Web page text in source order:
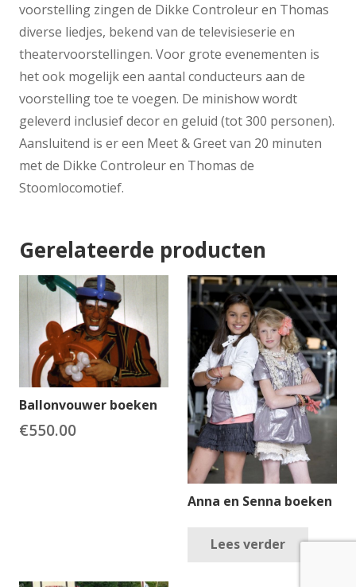
voorstelling zingen de Dikke Controleur en Thomas
diverse liedjes, bekend van de televisieserie en
theatervoorstellingen. Voor grote evenementen is
het ook mogelijk een aantal conducteurs aan de
voorstelling toe te voegen. De minishow wordt
geleverd inclusief decor en geluid (tot 300 personen).
Aansluitend is er een Meet & Greet van 20 minuten
met de Dikke Controleur en Thomas de
Stoomlocomotief.
Gerelateerde producten
Ballonvouwer boeken
€550.00
Anna en Senna boeken
Lees verder